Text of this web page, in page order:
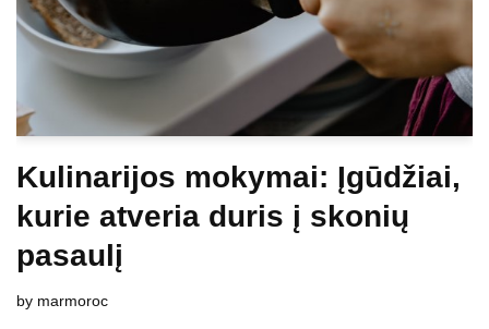
Kulinarijos mokymai: Įgūdžiai,
kurie atveria duris į skonių
pasaulį
by marmoroc